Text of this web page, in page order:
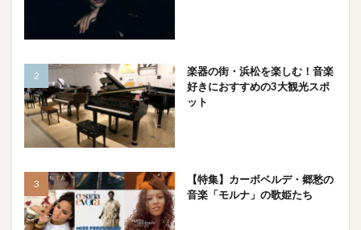
楽器の街・浜松を楽しむ！音楽
好きにおすすめの3大観光スポ
ット
【特集】カーボベルデ・郷愁の
音楽「モルナ」の歌姫たち